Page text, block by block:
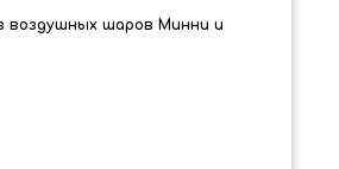
воздушных шаров Минни и